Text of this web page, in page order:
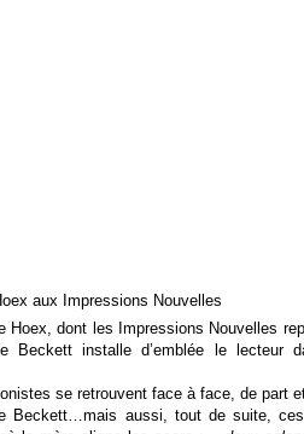
aux Impressions Nouvelles
Hoex, dont les Impressions Nouvelles
Beckett installe d’emblée le lecteur
se retrouvent face à face, de part et
Beckett…mais aussi, tout de suite,